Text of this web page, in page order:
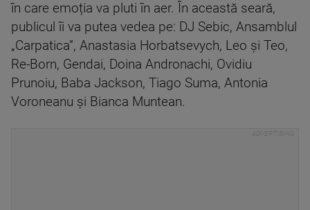
în care emoția va pluti în aer. În această seară,
publicul îi va putea vedea pe: DJ Sebic, Ansamblul
„Carpatica”, Anastasia Horbatsevych, Leo și Teo,
Re-Born, Gendai, Doina Andronachi, Ovidiu
Prunoiu, Baba Jackson, Tiago Suma, Antonia
Voroneanu și Bianca Muntean.